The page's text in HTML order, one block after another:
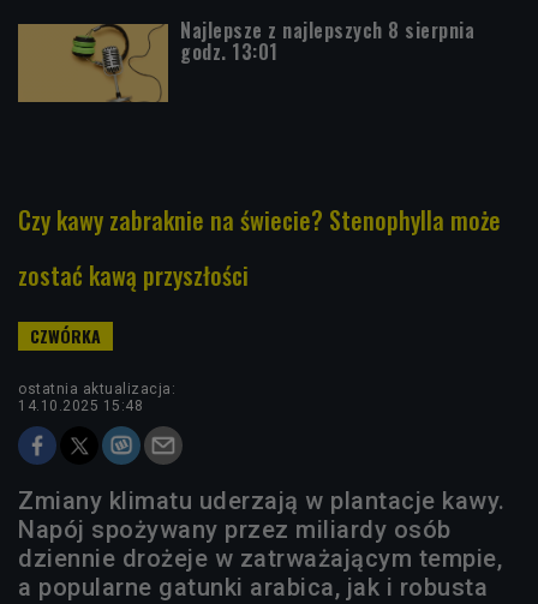
Najlepsze z najlepszych 8 sierpnia
godz. 13:01
Czy kawy zabraknie na świecie? Stenophylla może
zostać kawą przyszłości
ostatnia aktualizacja:
14.10.2025 15:48
Zmiany klimatu uderzają w plantacje kawy.
Napój spożywany przez miliardy osób
dziennie drożeje w zatrważającym tempie,
a popularne gatunki arabica, jak i robusta